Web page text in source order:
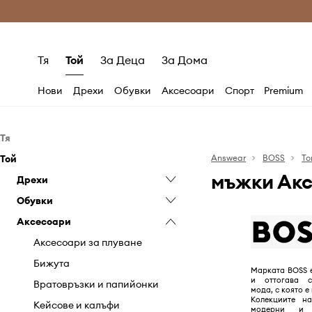
Безплатни
Тя Той За Деца За Дома
Нови Дрехи Обувки Аксесоари Спорт Premium
Тя
Анцузи
Бански
Бельо
Блузи и ризи
Гащеризони
Дънки
Къси панталони
Обувки
Апрески
Балеринки
Боти
Ботуши
Еспадрили
Класически обувки и
Аксесоари
Аксесоари за плуване
Бижута
Кейсове и калъфи
Колани
Портмонета
Той
Дрехи
Анцузи
Бански
Бельо
Дънки
Къси панталони
Палта
Обувки
Боти
Еспадрили
Маратонки
Половинки обувки и мокасини
Спортни обувки
Аксесоари
Аксесоари за плуване
Бижута
Вратовръзки и папийонки
Кейсове и калъфи
Answear BOSS
мъжки
Марката BOSS
и оттогава
мода, с която е
Колекциите
модерни и